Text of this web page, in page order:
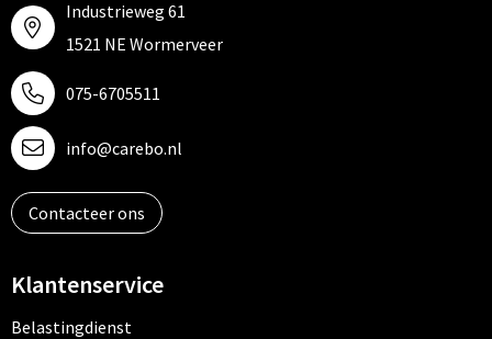
Industrieweg 61
1521 NE Wormerveer
075-6705511
info@carebo.nl
Contacteer ons
Klantenservice
Belastingdienst